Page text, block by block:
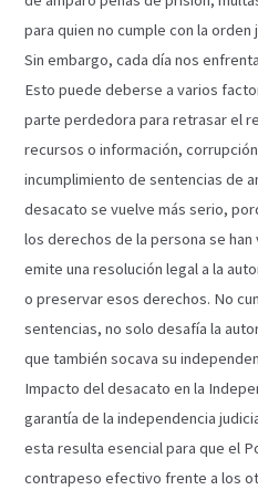
para quien no cumple con la orden
Sin embargo, cada día nos
Esto puede deberse a varios
parte perdedora para retrasar el
recursos o información,
incumplimiento de sentencias de
desacato se vuelve más serio,
los derechos de la persona se
emite una resolución legal a la
o preservar esos derechos. No
sentencias, no solo desafía la
que también socava su
Impacto del desacato en la
garantía de la independencia
esta resulta esencial para que el
contrapeso efectivo frente a los